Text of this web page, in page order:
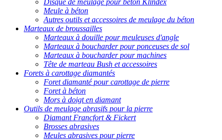
Meule à béton
Autres outils et accessoires de meulage du béton
Marteaux de broussailles
Marteaux à douille pour meuleuses d'angle
Marteaux à boucharder pour ponceuses de sol
Marteaux à boucharder pour machines
Tête de marteau Bush et accessoires
Forets à carottage diamantés
Foret diamanté pour carottage de pierre
Foret à béton
Mors à doigt en diamant
Outils de meulage abrasifs pour la pierre
Diamant Francfort & Fickert
Brosses abrasives
Meules abrasives pour pierre